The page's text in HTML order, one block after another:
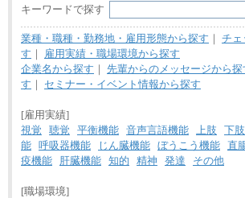
キーワードで探す
業種・職種・勤務地・雇用形態から探す ｜ チェ
す ｜
雇用実績・職場環境から探す
企業名から探す ｜ 先輩からのメッセージから探
す ｜ セミナー・イベント情報から探す
[雇用実績]
視覚
聴覚 平衡機能 音声言語機能 上肢 下肢
能 呼吸器機能 じん臓機能 ぼうこう機能 直
疫機能
肝臓機能 知的 精神 発達 その他
[職場環境]